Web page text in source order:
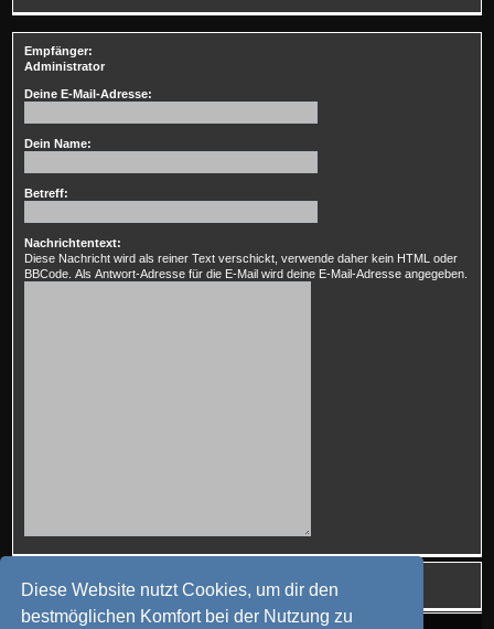
Diese Website nutzt Cookies, um dir den
bestmöglichen Komfort bei der Nutzung zu
Empfänger:
Administrator
Deine E-Mail-Adresse:
Dein Name:
Betreff:
Nachrichtentext:
Diese Nachricht wird als reiner Text verschickt, verwende daher kein HTML oder
BBCode. Als Antwort-Adresse für die E-Mail wird deine E-Mail-Adresse angegeben.